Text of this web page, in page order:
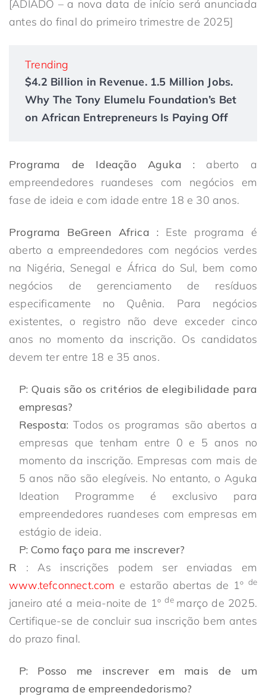
[ADIADO – a nova data de início será anunciada
antes do final do primeiro trimestre de 2025]
Trending
$4.2 Billion in Revenue. 1.5 Million Jobs.
Why The Tony Elumelu Foundation’s Bet
on African Entrepreneurs Is Paying Off
Programa de Ideação Aguka : aberto a
empreendedores ruandeses com negócios em
fase de ideia e com idade entre 18 e 30 anos.
Programa BeGreen Africa : Este programa é
aberto a empreendedores com negócios verdes
na Nigéria, Senegal e África do Sul, bem como
negócios de gerenciamento de resíduos
especificamente no Quênia. Para negócios
existentes, o registro não deve exceder cinco
anos no momento da inscrição. Os candidatos
devem ter entre 18 e 35 anos.
P: Quais são os critérios de elegibilidade para
empresas?
Resposta:Todos os programas são abertos a
empresas que tenham entre 0 e 5 anos no
momento da inscrição. Empresas com mais de
5 anos não são elegíveis. No entanto, o Aguka
Ideation Programme é exclusivo para
empreendedores ruandeses com empresas em
estágio de ideia.
P: Como faço para me inscrever?
R : As inscrições podem ser enviadas em
www.tefconnect.com e estarão abertas de 1º de
janeiro até a meia-noite de 1ºde março de 2025.
Certifique-se de concluir sua inscrição bem antes
do prazo final.
P: Posso me inscrever em mais de um
programa de empreendedorismo?